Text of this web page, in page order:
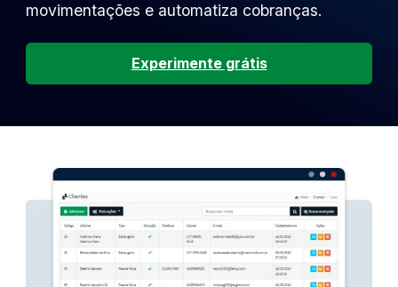
movimentações e automatiza cobranças.
Experimente grátis